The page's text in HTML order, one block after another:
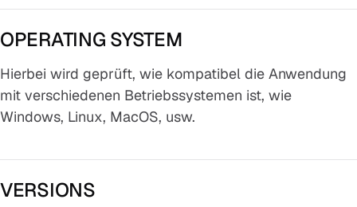
OPERATING SYSTEM
Hierbei wird geprüft, wie kompatibel die Anwendung
mit verschiedenen Betriebssystemen ist, wie
Windows, Linux, MacOS, usw.
VERSIONS